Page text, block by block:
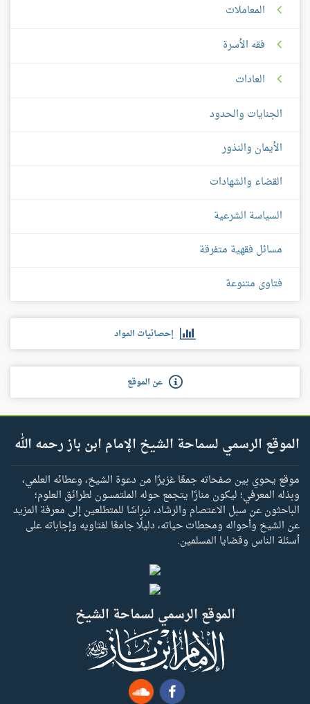
المعاملات
فقه الأسرة
العادات
الجنايات والحدود
الأيمان والنذور
القضاء والشهادات
السياسة الشرعية
مسائل فقهية متفرقة
فتاوى متنوعة
إحصائيات المواد
عن الموقع
الموقع الرسمي لسماحة الشيخ الإمام ابن باز رحمه الله
موقع يحوي بين صفحاته جمعًا غزيرًا من دعوة الشيخ، وعطائه العلمي،
وبذله المعرفي؛ ليكون منارًا يتجمع حوله الملتمسون لطرائق العلوم؛
الباحثون عن سبل الاعتصام والرشاد، نبراسًا للمتطلعين إلى معرفة المزيد
عن الشيخ وأحواله ومحطات حياته، دليلًا جامعًا لفتاويه وإجاباته على
أسئلة الناس وقضايا المسلمين.
الموقع الرسمي لسماحة الشيخ